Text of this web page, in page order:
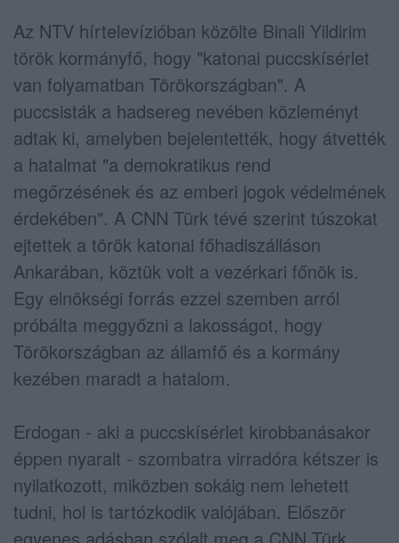
Az NTV hírtelevízióban közölte Binali Yildirim
török kormányfő, hogy "katonai puccskísérlet
van folyamatban Törökországban". A
puccsisták a hadsereg nevében közleményt
adtak ki, amelyben bejelentették, hogy átvették
a hatalmat "a demokratikus rend
megőrzésének és az emberi jogok védelmének
érdekében". A CNN Türk tévé szerint túszokat
ejtettek a török katonai főhadiszálláson
Ankarában, köztük volt a vezérkari főnök is.
Egy elnökségi forrás ezzel szemben arról
próbálta meggyőzni a lakosságot, hogy
Törökországban az államfő és a kormány
kezében maradt a hatalom.
Erdogan - aki a puccskísérlet kirobbanásakor
éppen nyaralt - szombatra virradóra kétszer is
nyilatkozott, miközben sokáig nem lehetett
tudni, hol is tartózkodik valójában. Először
egyenes adásban szólalt meg a CNN Türk